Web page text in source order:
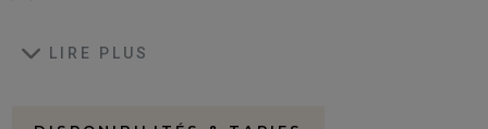
LIRE PLUS